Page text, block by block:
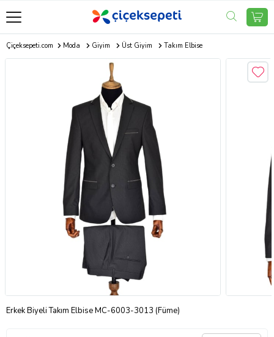
Çiçeksepeti.com Moda Giyim Üst Giyim Takım Elbise
Erkek Biyeli Takım Elbise MC-6003-3013 (Füme)